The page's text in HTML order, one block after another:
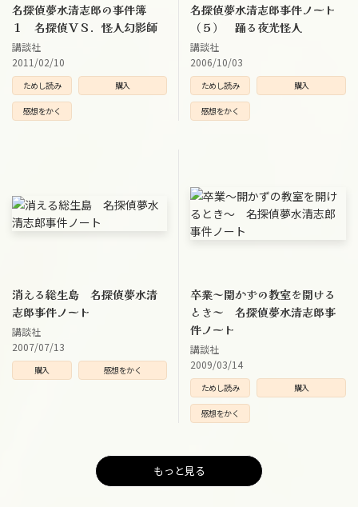
名探偵夢水清志郎の事件簿
１ 名探偵ＶＳ．怪人幻影師
講談社
2011/02/10
ためし読み 購入
感想をかく
名探偵夢水清志郎事件ノート
（５） 踊る夜光怪人
講談社
2006/10/03
ためし読み 購入
感想をかく
消える総生島 名探偵夢水清
志郎事件ノート
講談社
2007/07/13
購入 感想をかく
卒業～開かずの教室を開ける
とき～ 名探偵夢水清志郎事
件ノート
講談社
2009/03/14
ためし読み 購入
感想をかく
もっと見る